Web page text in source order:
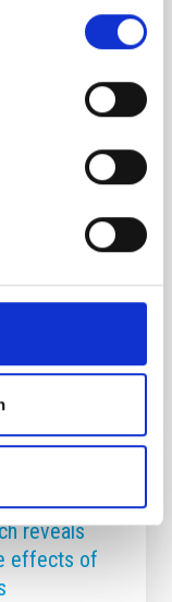
total de
Palencia
1905. Ahora,
y óptico y
para adaptarlo
reveals
effects of